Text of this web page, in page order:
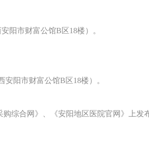
阳市财富公馆B区18楼）
。
安阳市财富公馆B区18楼）
。
购综合网 》 、《安阳地区医院官网 》 上发